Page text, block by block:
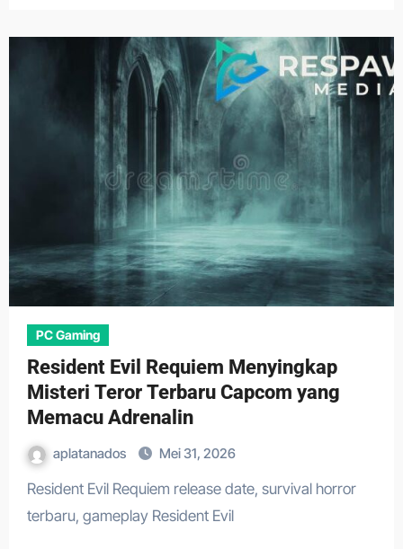
PC Gaming
Resident Evil Requiem Menyingkap
Misteri Teror Terbaru Capcom yang
Memacu Adrenalin
aplatanados Mei 31, 2026
Resident Evil Requiem release date, survival horror
terbaru, gameplay Resident Evil